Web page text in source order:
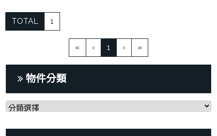
TOTAL 1
« ‹ 1 (current)
› »
物件分類